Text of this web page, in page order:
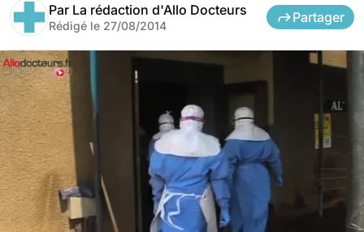
Par La rédaction d'Allo Docteurs
Rédigé le 27/08/2014
Partager